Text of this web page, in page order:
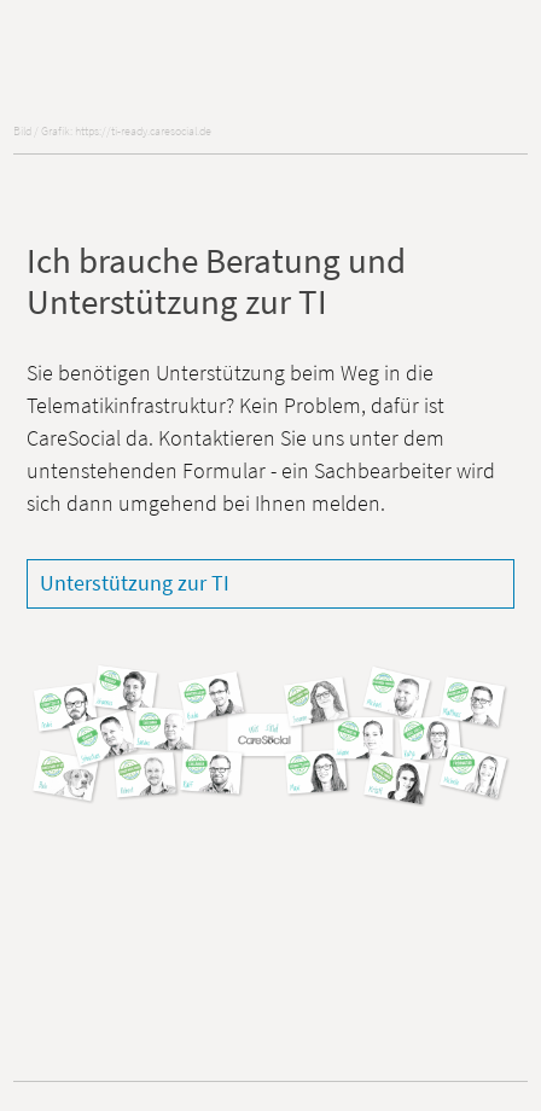
Bild / Grafik: https://ti-ready.caresocial.de
Ich brauche Beratung und
Unterstützung zur TI
Sie benötigen Unterstützung beim Weg in die
Telematikinfrastruktur? Kein Problem, dafür ist
CareSocial da. Kontaktieren Sie uns unter dem
untenstehenden Formular - ein Sachbearbeiter wird
sich dann umgehend bei Ihnen melden.
Unterstützung zur TI